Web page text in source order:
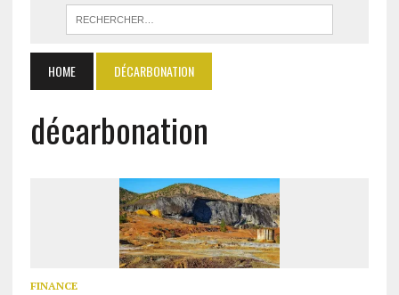
HOME DÉCARBONATION
décarbonation
FINANCE